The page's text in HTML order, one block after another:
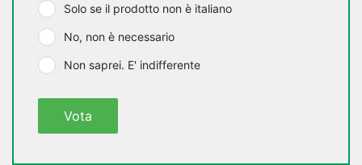
Solo se il prodotto non è italiano
No, non è necessario
Non saprei. E' indifferente
Vota